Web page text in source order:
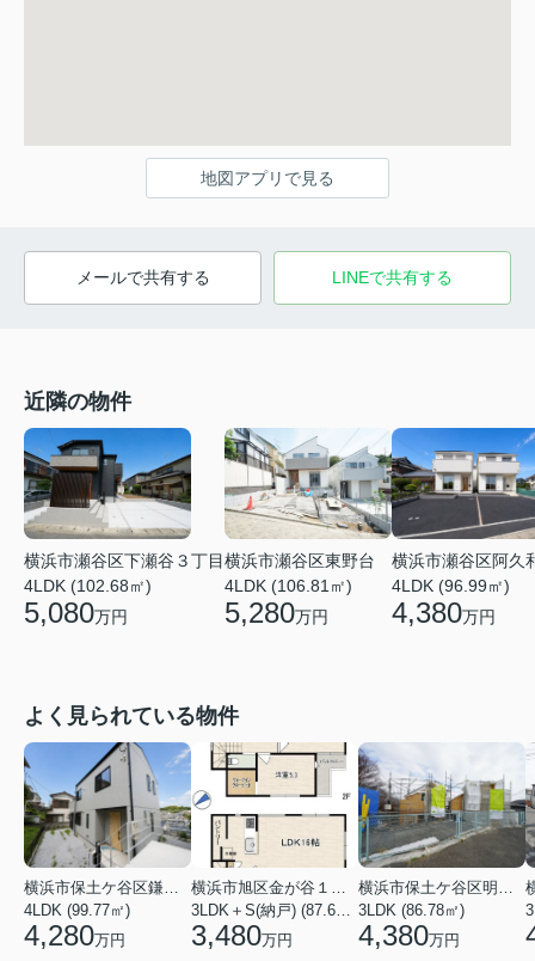
地図アプリで見る
メールで共有する LINEで共有する
近隣の物件
横浜市瀬谷区下瀬谷３丁目
4LDK (102.68㎡)
5,080万円
横浜市瀬谷区東野台
4LDK (106.81㎡)
5,280万円
横浜市瀬谷区阿久
4LDK (96.99㎡)
4,380万円
よく見られている物件
横浜市保土ケ谷区鎌谷町
4LDK (99.77㎡)
4,280万円
横浜市旭区金が谷１丁目
3LDK＋S(納戸) (87.61㎡)
3,480万円
横浜市保土ケ谷区明神台
3LDK (86.78㎡)
4,380万円